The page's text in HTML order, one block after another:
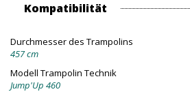
Kompatibilität
Durchmesser des Trampolins
457 cm
Modell Trampolin Technik
Jump'Up 460